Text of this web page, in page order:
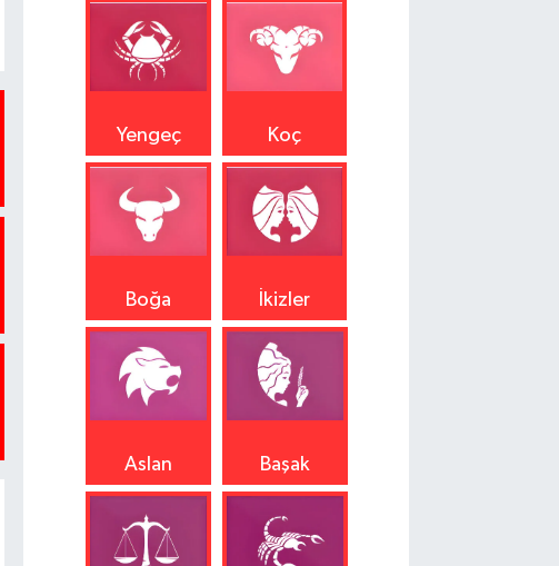
Yengeç Koç
Boğa İkizler
Aslan Başak